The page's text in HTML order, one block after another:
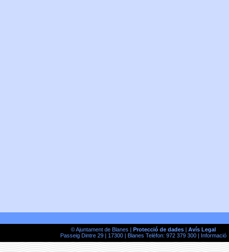
© Ajuntament de Blanes | Protecció de dades| Avís Legal
Passeig Dintre 29 | 17300 | Blanes Telèfon: 972 379 300 |
Informació